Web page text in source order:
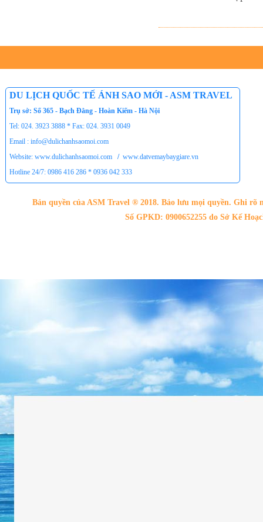
DU LỊCH QUỐC TẾ ÁNH SAO MỚI - ASM TRAVEL
Trụ sở: Số 365 - Bạch Đằng - Hoàn Kiếm - Hà Nội
Tel: 024. 3923 3888 * Fax: 024. 3931 0049
Email : info@dulichanhsaomoi.com
Website: www.dulichanhsaomoi.com
/ www.datvemaybaygiare.vn
Hotline 24/7: 0986 416 286 * 0936 042 333
Bản quyền của ASM Travel ® 2018. Bảo lưu mọi quyền. Ghi
Số GPKD: 0900652255 do Sở Kế